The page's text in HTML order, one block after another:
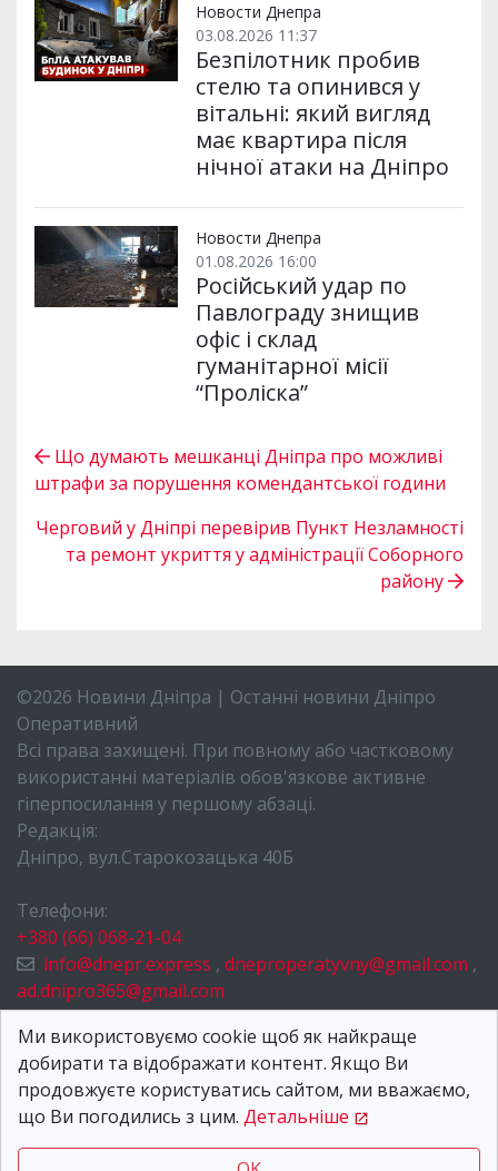
Новости Днепра
03.08.2026 11:37
Безпілотник пробив
стелю та опинився у
вітальні: який вигляд
має квартира після
нічної атаки на Дніпро
Новости Днепра
01.08.2026 16:00
Російський удар по
Павлограду знищив
офіс і склад
гуманітарної місії
“Проліска”
Що думають мешканці Дніпра про можливі
штрафи за порушення комендантської години
Черговий у Дніпрі перевірив Пункт Незламності
та ремонт укриття у адміністрації Соборного
району
©2026 Новини Дніпра | Останні новини Дніпро
Оперативний
Всі права захищені. При повному або частковому
використанні матеріалів обов'язкове активне
гіперпосилання у першому абзаці.
Редакція:
Дніпро, вул.Старокозацька 40Б
Телефони:
+380 (66) 068-21-04
info@dnepr.express , dneproperatyvny@gmail.com ,
ad.dnipro365@gmail.com
НОВИНИ ДНІПРА
ПРО НАС
КОНТАКТИ
Ми використовуємо cookie щоб як найкраще
добирати та відображати контент. Якщо Ви
продовжуєте користуватись сайтом, ми вважаємо,
що Ви погодились з цим. Детальніше